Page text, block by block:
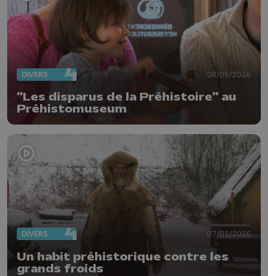
DIVERS 08/05/2026
"Les disparus de la Préhistoire" au
Préhistomuseum
DIVERS 07/01/2026
Un habit préhistorique contre les
grands froids